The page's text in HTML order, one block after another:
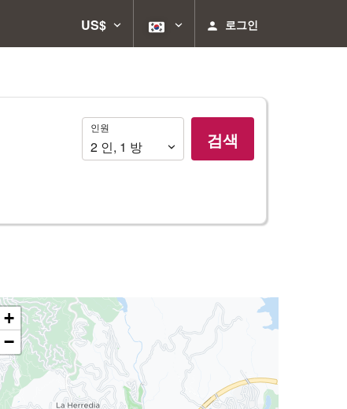
US$ 로그인
인
원
인원
2 인, 1 방 검색
+
−